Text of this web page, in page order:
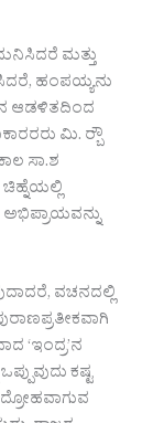
ಮತ್ತು
ಹಂಪಯ್ಯನು
ಆಡಳಿತದಿಂದ
ಮಿ. ರ‍್ಬೌ
ಸಾ.ಶ
ವಚನದಲ್ಲಿ
‘ಇಂದ್ರ’ನ
ಕಷ್ಟ